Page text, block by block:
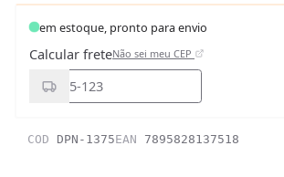
em estoque, pronto para envio
Calcular freteNão sei meu CEP
COD DPN-1375EAN 7895828137518